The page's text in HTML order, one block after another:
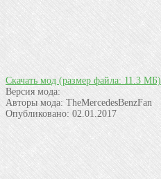
Скачать мод (размер файла: 11.3 МБ)
Версия мода:
Авторы мода: TheMercedesBenzFan
Опубликовано: 02.01.2017